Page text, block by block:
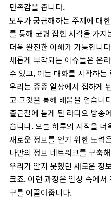
만족감을 줍니다.
모두가 궁금해하는 주제에 대
를 통해 균형 잡힌 시각을 가지
더욱 완전한 이해가 가능합니
새롭게 부각되는 이슈들은 온
수 있고, 이는 대화를 시작하
우리는 종종 일상에서 접하게
고 그것을 통해 배움을 얻습니
출근길에 듣게 된 라디오 방송
습니다. 오늘 하루의 시작을
새로운 정보를 얻기 위한 노력
나만의 정보 네트워크를 구축
우리가 알지 못했던 새로운 정
크죠. 이런 과정은 일상 속에
구를 이끌어줍니다.